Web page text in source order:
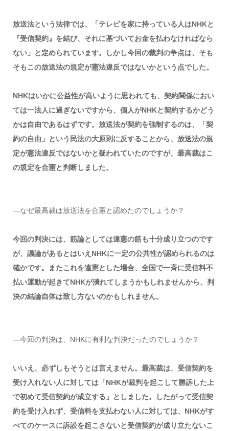
放送法という法律では、「テレビを家に持っている人はNHKと
『受信契約』を結び、それに基づいてお金を払わなければなら
ない」と定められています。しかし今回の裁判の争点は、そも
そもこの放送法の規定が憲法違反ではないかという点でした。
NHKはいかに公益性が高いように思われても、契約関係におい
ては一法人に過ぎないですから、個人がNHKと契約するかどう
かは自由であるはずです。放送法が契約を強制するのは、「契
約の自由」という民法の大原則に反することから、放送法の規
定が憲法違反ではないかと疑われていたのですが、最高裁はこ
の規定を合憲と判断しました。
―なぜ最高裁は放送法を合憲と認めたのでしょうか？
今回の判決には、筋論としては違憲の筋も十分成り立つのです
が、議論があるとはいえNHKに一定の公共性が認められるのは
確かです。またこれを違憲とした場合、全国で一斉に受信料不
払い運動が起きてNHKが潰れてしまうかもしれませんから、判
決の結論自体は致し方ないのかもしれません。
―今回の判決は、NHKに有利な判決だったのでしょうか？
いいえ、必ずしもそうとは言えません。最高裁は、受信契約を
受け入れない人に対しては「NHKが裁判を起こして勝訴した上
で初めて受信契約が成立する」としました。したがって受信契
約を受け入れず、受信料を支払わない人に対しては、NHKがす
べてのケースに訴訟を起こさないと受信契約が成り立たないこ